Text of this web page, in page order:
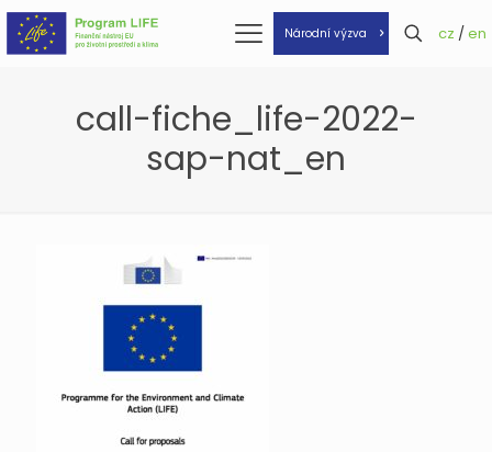
Národní výzva cz / en
call-fiche_life-2022-
sap-nat_en